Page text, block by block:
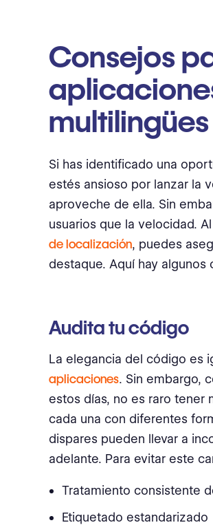
Consejos
multilingües
Si has identificado una
estés ansioso por lanzar la
aproveche de ella. Sin
usuarios que la velocidad.
de localización, puedes
destaque. Aquí hay algunos
Audita tu código
La elegancia del código es
aplicaciones. Sin embargo,
estos días, no es raro tener
cada una con diferentes
dispares pueden llevar a
adelante. Para evitar este
Tratamiento consistente
Etiquetado estandarizado